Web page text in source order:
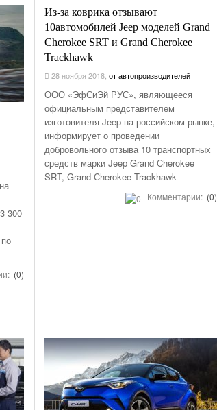
300
(0)
Из-за коврика отзывают
10автомобилей Jeep моделей Grand
Cherokee SRT и Grand Cherokee
Trackhawk
28 ноября 2018,от автопроизводителей
ООО «ЭфСиЭй РУС», являющееся
официальным представителем
изготовителя Jeep на российском рынке,
информирует о проведении
добровольного отзыва 10 транспортных
средств марки Jeep Grand Cherokee
SRT, Grand Cherokee Trackhawk
Комментарии: (0)